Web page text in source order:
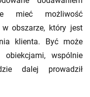
mieć możliwość
obszarze, który jest
klienta. Być może
wspólnie
dalej prowadził